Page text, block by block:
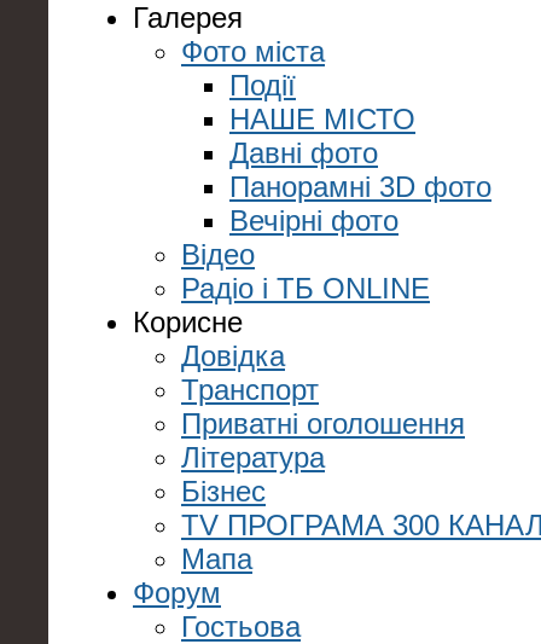
Галерея
Фото міста
Події
НАШЕ МІСТО
Давні фото
Панорамні 3D фото
Вечірні фото
Відео
Радіо і ТБ ONLINE
Корисне
Довідка
Транспорт
Приватні оголошення
Література
Бізнес
TV ПРОГРАМА 300
Мапа
Форум
Гостьова